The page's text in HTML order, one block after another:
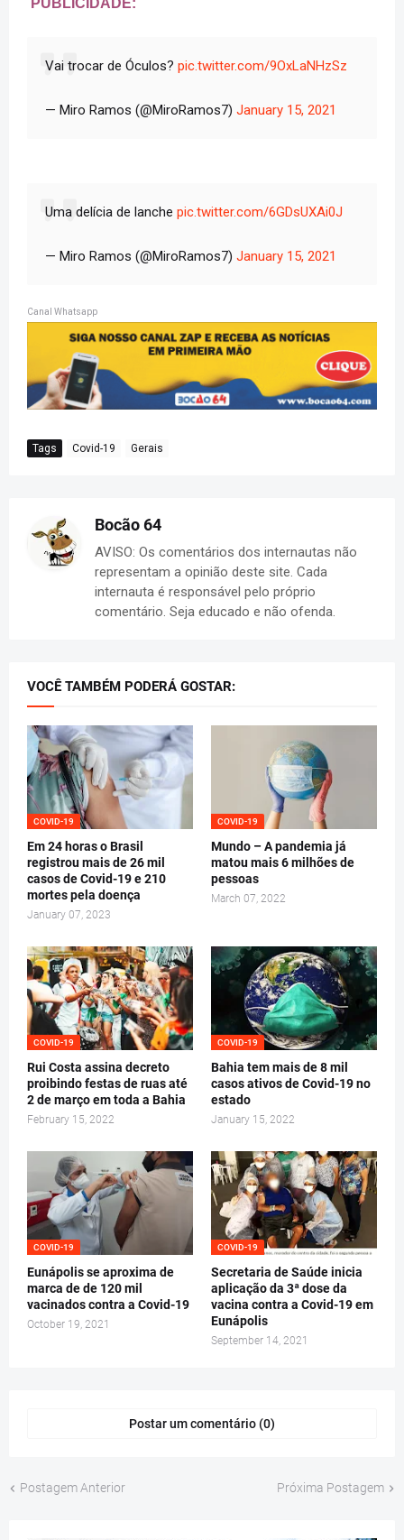
PUBLICIDADE:
Vai trocar de Óculos? pic.twitter.com/9OxLaNHzSz
— Miro Ramos (@MiroRamos7) January 15, 2021
Uma delícia de lanche pic.twitter.com/6GDsUXAi0J
— Miro Ramos (@MiroRamos7) January 15, 2021
Canal Whatsapp
Tags Covid-19 Gerais
Bocão 64
AVISO: Os comentários dos internautas não
representam a opinião deste site. Cada
internauta é responsável pelo próprio
comentário. Seja educado e não ofenda.
VOCÊ TAMBÉM PODERÁ GOSTAR:
COVID-19
Em 24 horas o Brasil
registrou mais de 26 mil
casos de Covid-19 e 210
mortes pela doença
January 07, 2023
COVID-19
Mundo – A pandemia já
matou mais 6 milhões de
pessoas
March 07, 2022
COVID-19
Rui Costa assina decreto
proibindo festas de ruas até
2 de março em toda a Bahia
February 15, 2022
COVID-19
Bahia tem mais de 8 mil
casos ativos de Covid-19 no
estado
January 15, 2022
COVID-19
Eunápolis se aproxima de
marca de de 120 mil
vacinados contra a Covid-19
October 19, 2021
COVID-19
Secretaria de Saúde inicia
aplicação da 3ª dose da
vacina contra a Covid-19 em
Eunápolis
September 14, 2021
Postar um comentário (0)
Postagem Anterior Próxima Postagem